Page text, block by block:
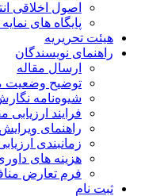
اصول اخلاقی
پایگاه های نمایه
هیئت تحریریه
راهنمای نویسندگان
ارسال مقاله
توضیح وضعیت
شیوه‌نامه نگارش
فرایند ارزیابی
راهنمای ویرایش
زمانبندی ارزیابی
هزینه های
فرم تعارض منافع
ثبت نام